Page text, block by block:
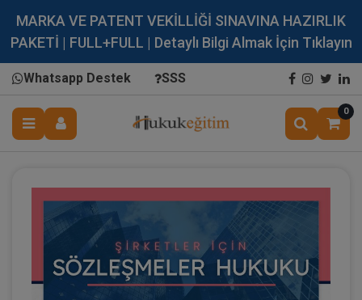
MARKA VE PATENT VEKİLLİĞİ SINAVINA HAZIRLIK
PAKETİ | FULL+FULL | Detaylı Bilgi Almak İçin Tıklayın
Whatsapp Destek SSS
0